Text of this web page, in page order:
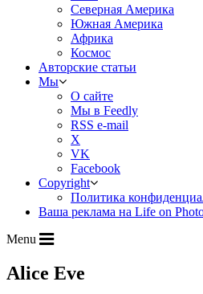
Северная Америка
Южная Америка
Африка
Космос
Авторские статьи
Мы
О сайте
Мы в Feedly
RSS e-mail
X
VK
Facebook
Copyright
Политика
Ваша реклама на Life on
Menu
Alice Eve